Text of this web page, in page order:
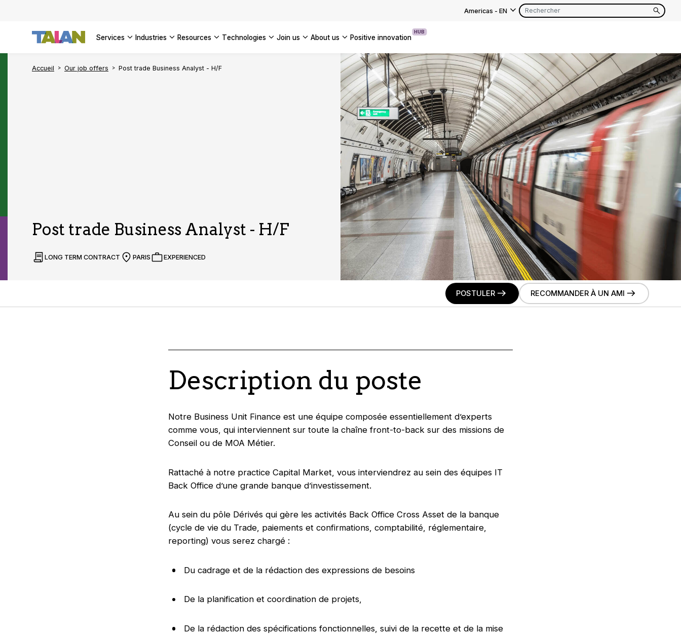
Americas - EN
Americas EN FR
UK EN
France FR
Global EN FR
services industries resources technologies join us about us positive innovation
HUB
Accueil Our job offers Post trade Business Analyst - H/F
Post trade Business Analyst - H/F
LONG TERM CONTRACT PARIS EXPERIENCED
POSTULER RECOMMANDER À UN AMI
Description du poste
Notre Business Unit Finance est une équipe composée essentiellement d’experts
comme vous, qui interviennent sur toute la chaîne front-to-back sur des missions de
Conseil ou de MOA Métier.
Rattaché à notre practice Capital Market, vous interviendrez au sein des équipes IT
Back Office d’une grande banque d’investissement.
Au sein du pôle Dérivés qui gère les activités Back Office Cross Asset de la banque
(cycle de vie du Trade, paiements et confirmations, comptabilité, réglementaire,
reporting) vous serez chargé :
Du cadrage et de la rédaction des expressions de besoins
De la planification et coordination de projets,
De la rédaction des spécifications fonctionnelles, suivi de la recette et de la mise